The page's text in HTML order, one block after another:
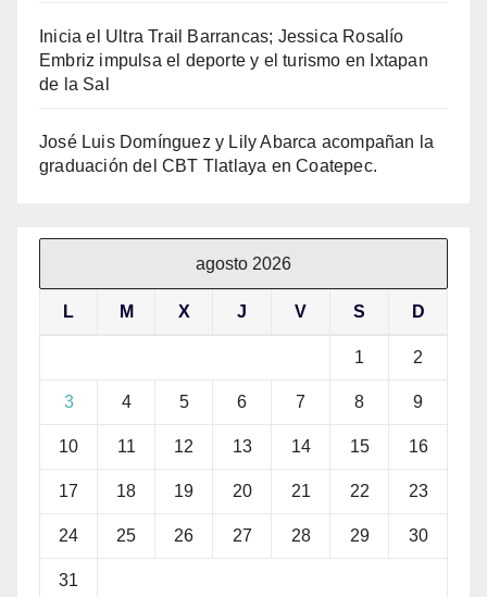
Inicia el Ultra Trail Barrancas; Jessica Rosalío
Embriz impulsa el deporte y el turismo en Ixtapan
de la Sal
José Luis Domínguez y Lily Abarca acompañan la
graduación del CBT Tlatlaya en Coatepec.
agosto 2026
L M X J V S D
1 2
3 4 5 6 7 8 9
10 11 12 13 14 15 16
17 18 19 20 21 22 23
24 25 26 27 28 29 30
31